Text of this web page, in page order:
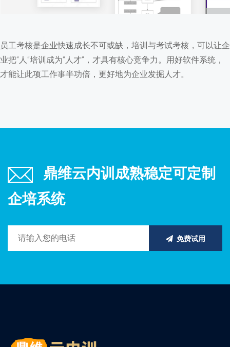
员工考核是企业快速成长不可或缺，培训与考试考核，可以让企
业把“人”培训成为“人才”，才具有核心竞争力。用好软件系统，
才能让此项工作事半功倍，更好地为企业发掘人才。
鼎维云内训成熟稳定可定制
企培系统
免费试用